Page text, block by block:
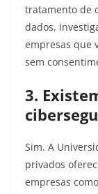
tratamento de
dados,
empresas que
sem
3.
Sim. A
privados
empresas